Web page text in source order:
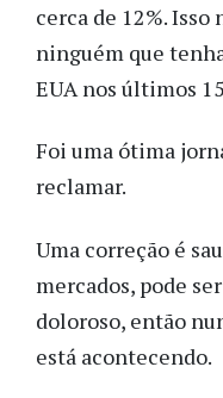
cerca de 12%.
ninguém que
EUA nos últimos
Foi uma ótima
reclamar.
Uma correção é
mercados, pode
doloroso, então
está acontecendo.